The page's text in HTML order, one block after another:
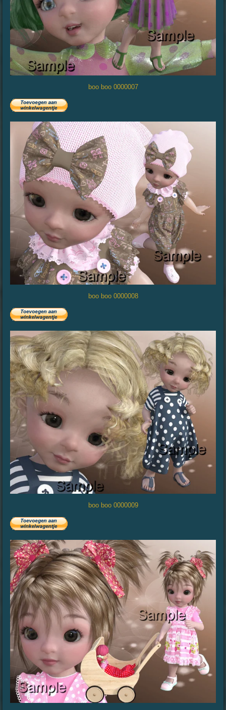
boo boo 0000007
boo boo 0000008
boo boo 0000009